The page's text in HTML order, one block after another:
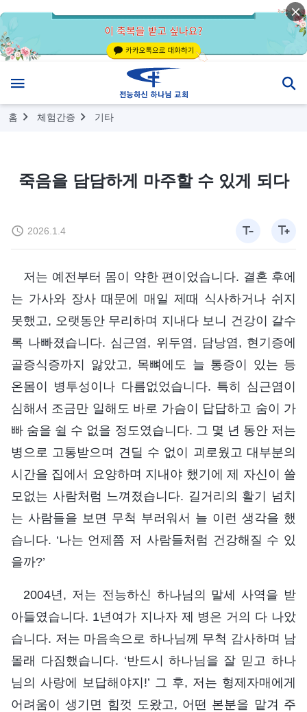
홈 체험간증 기타
죽음을 담담하게 마주할 수 있게 되다
2026.1.4
저는 예전부터 몸이 약한 편이었습니다. 결혼 후에
는 가사와 장사 때문에 매일 제때 식사하거나 쉬지
못했고, 오랫동안 무리하며 지내다 보니 건강이 갈수
록 나빠졌습니다. 심근염, 위두염, 담낭염, 현기증에
골증식증까지 앓았고, 목뼈에도 늘 통증이 있는 등
온몸이 병투성이나 다름없었습니다. 특히 심근염이
심해서 조금만 일해도 바로 가슴이 답답하고 숨이 가
빠 숨을 쉴 수 없을 정도였습니다. 그 몇 년 동안 저는
병으로 고통받으며 견딜 수 없이 괴로웠고 대부분의
시간을 집에서 요양하며 지내야 했기에 제 자신이 쓸
모없는 사람처럼 느껴졌습니다. 길거리의 활기 넘치
는 사람들을 보면 무척 부러워서 늘 이런 생각을 했
습니다. ‘나는 언제쯤 저 사람들처럼 건강해질 수 있
을까?’
2004년, 저는 전능하신 하나님의 말세 사역을 받
아들였습니다. 1년여가 지나자 제 병은 거의 다 나았
습니다. 저는 마음속으로 하나님께 무척 감사하며 남
몰래 다짐했습니다. ‘반드시 하나님을 잘 믿고 하나
님의 사랑에 보답해야지!’ 그 후, 저는 형제자매에게
어려움이 생기면 힘껏 도왔고, 어떤 본분을 맡겨 주